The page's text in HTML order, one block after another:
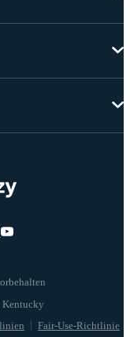
Fair-Use-Richtlinie